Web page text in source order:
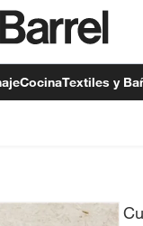
CocinaTextiles y